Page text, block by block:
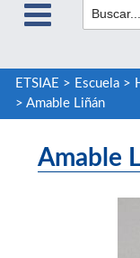
ETSIAE > Escuela>
> Amable Liñán
Amable